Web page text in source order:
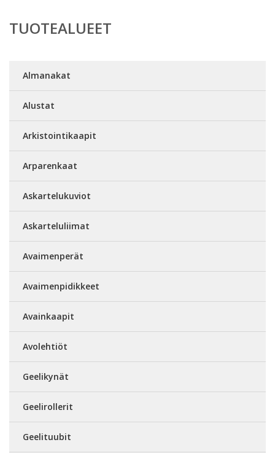
TUOTEALUEET
Almanakat
Alustat
Arkistointikaapit
Arparenkaat
Askartelukuviot
Askarteluliimat
Avaimenperät
Avaimenpidikkeet
Avainkaapit
Avolehtiöt
Geelikynät
Geelirollerit
Geelituubit